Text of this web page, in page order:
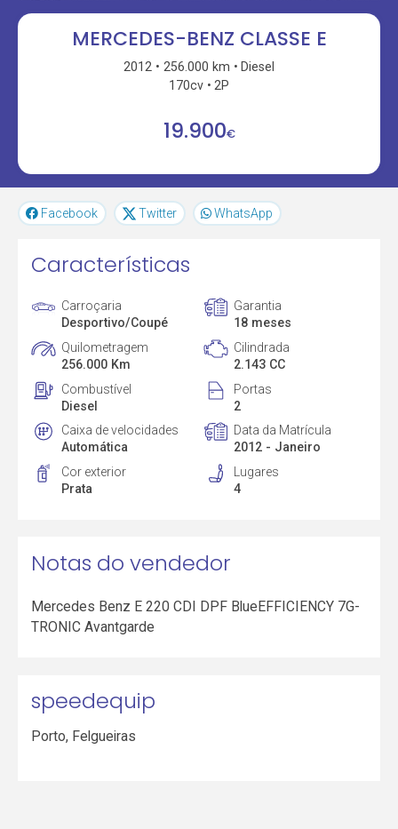
MERCEDES-BENZ CLASSE E
2012 256.000 km
Diesel
170cv
2P
19.900€
Facebook Twitter WhatsApp
Características
Carroçaria
Desportivo/Coupé
Garantia
18 meses
Quilometragem
256.000 Km
Cilindrada
2.143 CC
Combustível
Diesel
Portas
2
Caixa de velocidades
Automática
Data da Matrícula
2012 - Janeiro
Cor exterior
Prata
Lugares
4
Notas do vendedor
Mercedes Benz E 220 CDI DPF BlueEFFICIENCY 7G-
TRONIC Avantgarde
speedequip
Porto, Felgueiras